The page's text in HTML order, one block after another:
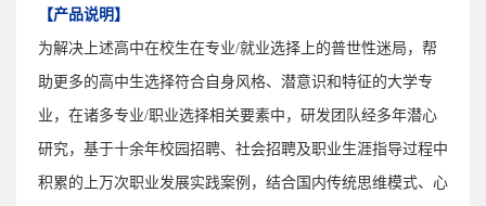
【产品说明】
为解决上述高中在校生在专业/就业选择上的普世性迷局，帮
助更多的高中生选择符合自身风格、潜意识和特征的大学专
业 ， 在诸多专业/职业选择相关要素中，研发团队经多年潜心
研究，基于十余年校园招聘、社会招聘及职业生涯指导过程中
积累的上万次职业发展实践案例，结合国内传统思维模式、心